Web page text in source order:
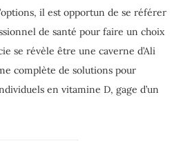
il est opportun de se référer
de santé pour faire un choix
se révèle être une caverne d’Ali
complète de solutions pour
en vitamine D, gage d’un